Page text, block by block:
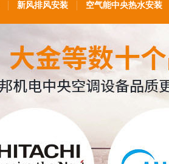
新风排风安装 空气能中央热水安装